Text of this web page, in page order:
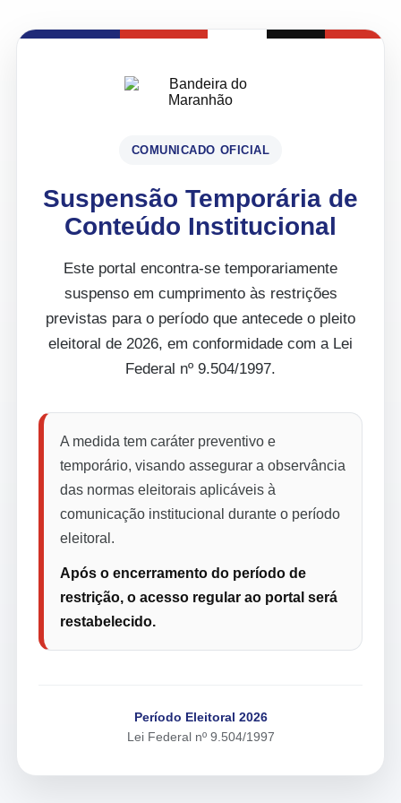
COMUNICADO OFICIAL
Suspensão Temporária de
Conteúdo Institucional
Este portal encontra-se temporariamente
suspenso em cumprimento às restrições
previstas para o período que antecede o pleito
eleitoral de 2026, em conformidade com a Lei
Federal nº 9.504/1997.
A medida tem caráter preventivo e
temporário, visando assegurar a observância
das normas eleitorais aplicáveis à
comunicação institucional durante o período
eleitoral.
Após o encerramento do período de
restrição, o acesso regular ao portal será
restabelecido.
Período Eleitoral 2026
Lei Federal nº 9.504/1997